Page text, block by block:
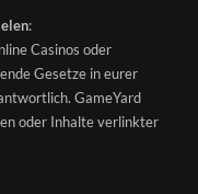
:
Casinos oder
Gesetze in eurer
GameYard
oder Inhalte verlinkter